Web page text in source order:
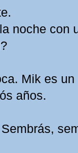
noche con
Mik es un
años.